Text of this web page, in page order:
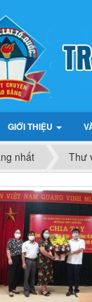
GIỚI THIỆU
nhất Thư